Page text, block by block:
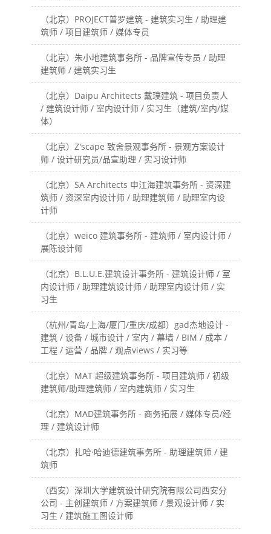
（北京）PROJECT普罗建筑 - 建筑实习生 / 助理建
筑师 / 项目建筑师 / 媒体专员
（北京）朱小地建筑事务所 - 品牌宣传专员 / 助理
建筑师 / 建筑实习生
（北京）Daipu Architects 戴璞建筑 - 项目负责人
/ 建筑设计师 / 室内设计师 / 实习生（建筑/室内/媒
体）
（北京）Z'scape 致舍景观事务所 - 景观方案设计
师 / 设计研究员/品宣助理 / 实习设计师
（北京）SA Architects 申江海建筑事务所 - 资深建
筑师 / 资深室内设计师 / 助理建筑师 / 助理室内设
计师
（北京）weico 建筑事务所 - 建筑师 / 室内设计师 /
展陈设计师
（北京）B.L.U.E.建筑设计事务所 - 建筑设计师 / 室
内设计师 / 助理建筑设计师 / 助理室内设计师 / 实
习生
（杭州/青岛/上海/厦门/重庆/成都）gad杰地设计 -
建筑 / 设备 / 城市设计 / 室内 / 幕墙 / BIM / 成本 /
工程 / 运营 / 品牌 / 观点views / 实习等
（北京）MAT 超级建筑事务所 - 项目建筑师 / 初级
建筑师/助理建筑师 / 室内建筑师 / 实习生
（北京）MAD建筑事务所 - 商务拓展 / 媒体专员/经
理 / 建筑设计师
（北京）扎哈·哈迪德建筑事务所 - 助理建筑师 / 建
筑师
（西安）深圳大学建筑设计研究院有限公司西安分
公司 - 主创建筑师 / 方案建筑师 / 景观设计师 / 实
习生 / 建筑施工图设计师